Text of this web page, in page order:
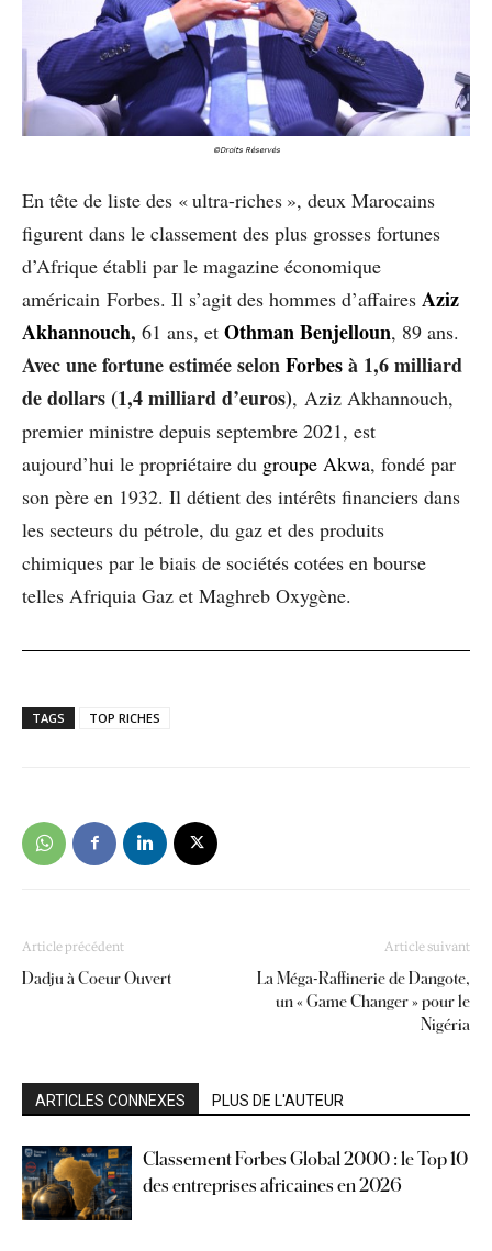
©Droits Réservés
En tête de liste des « ultra-riches », deux Marocains
figurent dans le classement des plus grosses fortunes
d’Afrique établi par le magazine économique
américain Forbes. Il s’agit des hommes d’affaires Aziz
Akhannouch, 61 ans, et Othman Benjelloun, 89 ans.
Avec une fortune estimée selonForbesà 1,6 milliard
de dollars (1,4 milliard d’euros), Aziz Akhannouch,
premier ministre depuis septembre 2021, est
aujourd’hui le propriétaire du groupe Akwa, fondé par
son père en 1932. Il détient des intérêts financiers dans
les secteurs du pétrole, du gaz et des produits
chimiques par le biais de sociétés cotées en bourse
telles Afriquia Gaz et Maghreb Oxygène.
TAGS TOP RICHES
Article précédent
Dadju à Coeur Ouvert
Article suivant
La Méga-Raffinerie de Dangote,
un « Game Changer » pour le
Nigéria
ARTICLES CONNEXES PLUS DE L'AUTEUR
Classement Forbes Global 2000 : le Top 10
des entreprises africaines en 2026